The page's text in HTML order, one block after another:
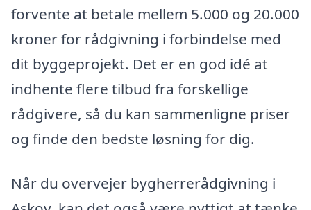
forvente at betale mellem 5.000 og 20.000
kroner for rådgivning i forbindelse med
dit byggeprojekt. Det er en god idé at
indhente flere tilbud fra forskellige
rådgivere, så du kan sammenligne priser
og finde den bedste løsning for dig.
Når du overvejer bygherrerådgivning i